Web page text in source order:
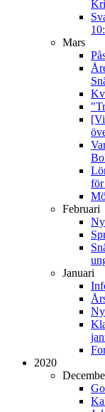
Mars
för
Februari
Januari
2020